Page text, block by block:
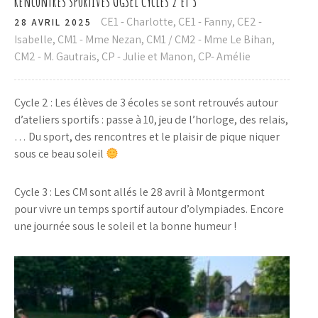
28 AVRIL 2025 CE1 - Charlotte, CE1 - Fanny, CE2 -
Isabelle, CM1 - Mme Nezan, CM1 / CM2 - Mme Le Bihan,
CM2 - M. Gautrais, CP - Julie et Manon, CP- Amélie
Cycle 2 : Les élèves de 3 écoles se sont retrouvés autour
d’ateliers sportifs : passe à 10, jeu de l’horloge, des relais,
… Du sport, des rencontres et le plaisir de pique niquer
sous ce beau soleil
Cycle 3 : Les CM sont allés le 28 avril à Montgermont
pour vivre un temps sportif autour d’olympiades. Encore
une journée sous le soleil et la bonne humeur !